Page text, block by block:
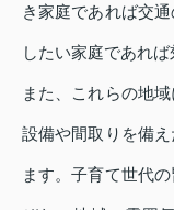
き家庭であれば交
したい家庭であれ
また、これらの地
設備や間取りを備
ます。子育て世代